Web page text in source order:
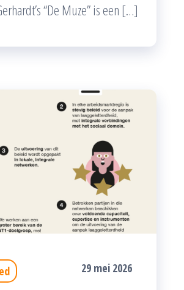
“De Muze” is een […]
29 mei 2026